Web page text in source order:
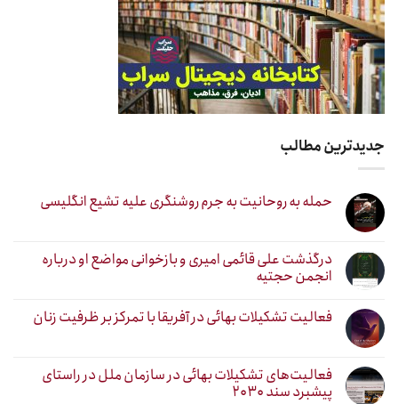
جدیدترین مطالب
حمله به روحانیت به جرم روشنگری علیه تشیع انگلیسی
درگذشت علی قائمی امیری و بازخوانی مواضع او درباره
انجمن حجتیه
فعالیت تشکیلات بهائی در آفریقا با تمرکز بر ظرفیت زنان
فعالیت‌های تشکیلات بهائی در سازمان ملل در راستای
پیشبرد سند ۲۰۳۰